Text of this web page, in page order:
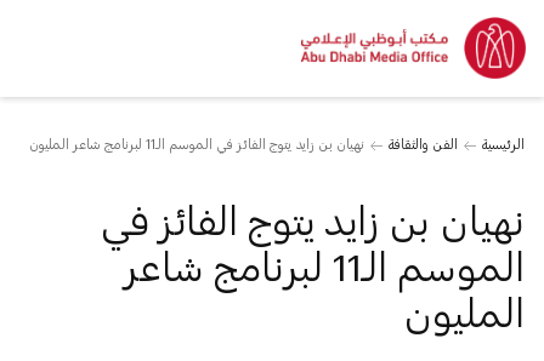
الرئيسية الفن والثقافة نهيان بن زايد يتوج الفائز في الموسم الـ11 لبرنامج شاعر المليون
نهيان بن زايد يتوج الفائز في
الموسم الـ11 لبرنامج شاعر
المليون